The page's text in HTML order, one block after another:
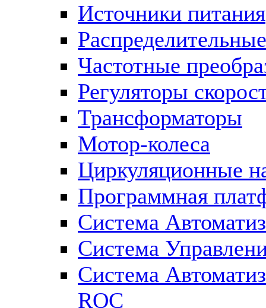
Источники питания
Частотные
Регуляторы
Трансформаторы
Мотор-колеса
Циркуляционные
Программная
Система
Система
Система
ROC